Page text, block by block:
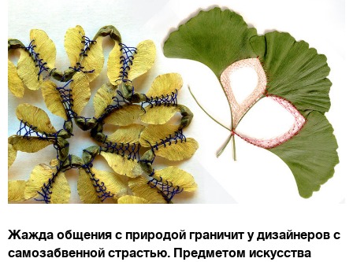
Жажда общения с природой граничит у дизайнеров с
самозабвенной страстью. Предметом искусства